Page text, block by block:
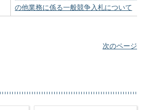
の他業務に係る一般競争入札について
次のページ